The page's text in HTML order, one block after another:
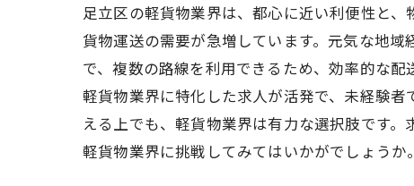
足立区の軽貨物業界は、都心に近い利便性と
貨物運送の需要が急増しています。元気な地
で、複数の路線を利用できるため、効率的な
軽貨物業界に特化した求人が活発で、未経験
える上でも、軽貨物業界は有力な選択肢です
軽貨物業界に挑戦してみてはいかがでしょうか。